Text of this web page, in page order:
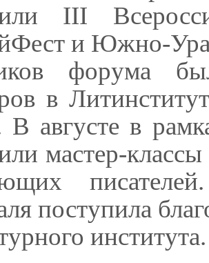
III
и Южно-
форума
в
В августе в
мастер-
поступила